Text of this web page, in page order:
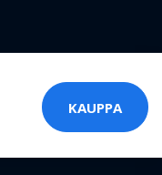
KAUPPA